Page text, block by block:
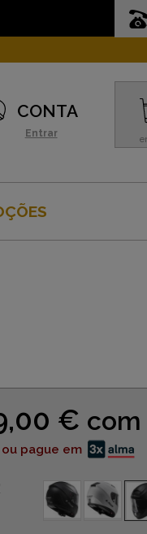
CONTA
Entrar
€ com
ou pague em